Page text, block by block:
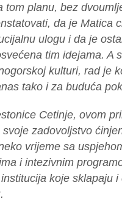
tom planu, bez
da je Matica
ulogu i da je
tim idejama. A
kulturi, rad je
tako i za buduća
Cetinje, ovom
zadovoljstvo
vrijeme sa
i intezivnim
koje sklapaju i